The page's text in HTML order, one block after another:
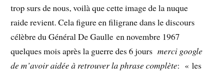
trop surs de nous, voilà que cette image de la nuque
raide revient. Cela figure en filigrane dans le discours
célèbre du Général De Gaulle en novembre 1967
quelques mois après la guerre des 6 joursmerci google
de m’avoir aidée à retrouver la phrase complète: « les